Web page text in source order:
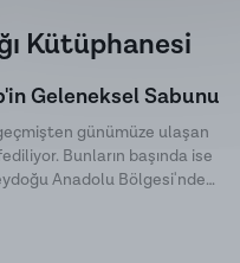
Kütüphanesi
Geleneksel Sabunu
günümüze ulaşan
Bunların başında ise
Anadolu Bölgesi'nde
sabunu, kimyasal